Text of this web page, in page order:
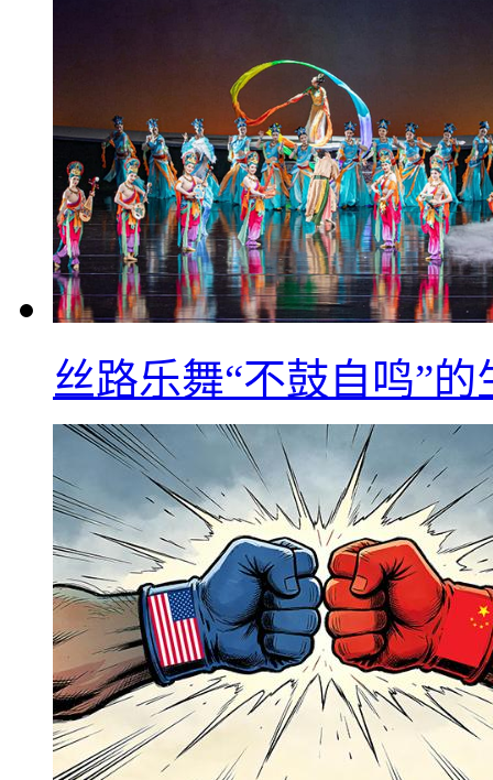
丝路乐舞“不鼓自鸣”